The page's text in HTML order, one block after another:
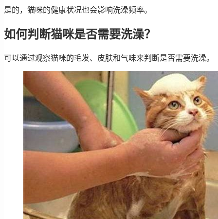
是的，猫咪的健康状况也会影响洗澡频率。
如何判断猫咪是否需要洗澡？
可以通过观察猫咪的毛发、皮肤和气味来判断是否需要洗澡。